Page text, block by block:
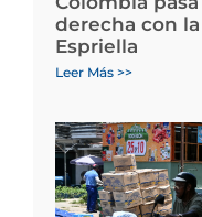
derecha con
Espriella
Leer Más >>